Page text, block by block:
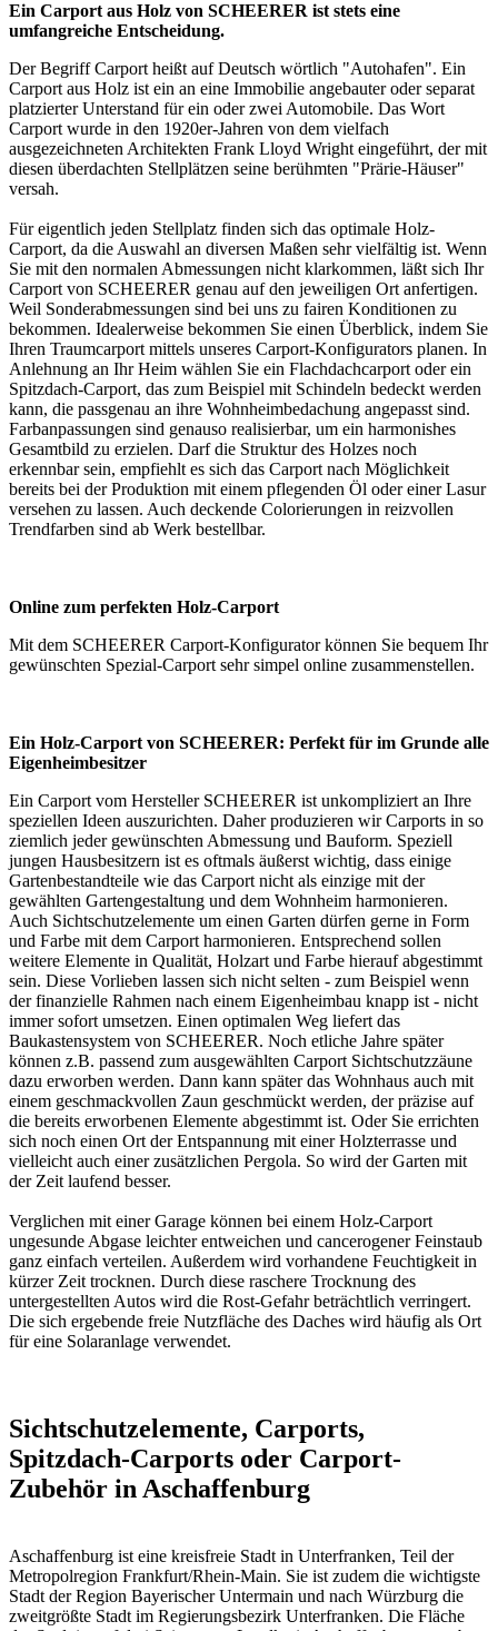
Ein Carport aus Holz von SCHEERER ist stets eine
umfangreiche Entscheidung.
Der BegriffCarport heißt auf Deutsch wörtlich "Autohafen". Ein
Carport aus Holz ist ein an eine Immobilie angebauter oder separat
platzierter Unterstand für ein oder zwei Automobile. Das Wort
Carport wurde in den 1920er-Jahren von dem vielfach
ausgezeichneten Architekten Frank Lloyd Wright eingeführt, der mit
diesen überdachten Stellplätzen seine berühmten "Prärie-Häuser"
versah.
Für eigentlich jeden Stellplatz finden sich das optimale Holz-
Carport, da die Auswahl an diversen Maßen sehr vielfältig ist. Wenn
Sie mit den normalen Abmessungen nicht klarkommen, läßt sich Ihr
Carport von SCHEERER genau auf den jeweiligen Ort anfertigen.
Weil Sonderabmessungen sind bei uns zu fairen Konditionen zu
bekommen. Idealerweise bekommen Sie einen Überblick, indem Sie
Ihren Traumcarport mittels unseres Carport-Konfigurators planen. In
Anlehnung an Ihr Heim wählen Sie ein Flachdachcarport oder ein
Spitzdach-Carport, das zum Beispiel mit Schindeln bedeckt werden
kann, die passgenau an ihre Wohnheimbedachung angepasst sind.
Farbanpassungen sind genauso realisierbar, um ein harmonishes
Gesamtbild zu erzielen. Darf die Struktur des Holzes noch
erkennbar sein, empfiehlt es sich das Carport nach Möglichkeit
bereits bei der Produktion mit einem pflegenden Öl oder einer Lasur
versehen zu lassen. Auch deckende Colorierungen in reizvollen
Trendfarben sind ab Werk bestellbar.
Online zum perfekten Holz-Carport
Mit dem SCHEERER Carport-Konfiguratorkönnen Sie bequem Ihr
gewünschten Spezial-Carport sehr simpel online zusammenstellen.
Ein Holz-Carport von SCHEERER: Perfekt für im Grunde alle
Eigenheimbesitzer
Ein Carport vom Hersteller SCHEERER ist unkompliziert an Ihre
speziellen Ideen auszurichten. Daher produzieren wir Carports in so
ziemlich jeder gewünschten Abmessung und Bauform. Speziell
jungen Hausbesitzern ist es oftmals äußerst wichtig, dass einige
Gartenbestandteile wie das Carport nicht als einzige mit der
gewählten Gartengestaltung und dem Wohnheim harmonieren.
Auch Sichtschutzelemente um einen Garten dürfen gerne in Form
und Farbe mit dem Carport harmonieren. Entsprechend sollen
weitere Elemente in Qualität, Holzart und Farbe hierauf abgestimmt
sein. Diese Vorlieben lassen sich nicht selten - zum Beispiel wenn
der finanzielle Rahmen nach einem Eigenheimbau knapp ist - nicht
immer sofort umsetzen. Einen optimalen Weg liefert das
Baukastensystem von SCHEERER. Noch etliche Jahre später
können z.B. passend zum ausgewählten Carport Sichtschutzzäune
dazu erworben werden. Dann kann später das Wohnhaus auch mit
einem geschmackvollen Zaun geschmückt werden, der präzise auf
die bereits erworbenen Elemente abgestimmt ist. Oder Sie errichten
sich noch einen Ort der Entspannung mit einer Holzterrasse und
vielleicht auch einer zusätzlichen Pergola. So wird der Garten mit
der Zeit laufend besser.
Verglichen mit einer Garage können bei einem Holz-Carport
ungesunde Abgase leichter entweichen und cancerogener Feinstaub
ganz einfach verteilen. Außerdem wird vorhandene Feuchtigkeit in
kürzer Zeit trocknen. Durch diese raschere Trocknung des
untergestellten Autos wird die Rost-Gefahr beträchtlich verringert.
Die sich ergebende freie Nutzfläche des Daches wird häufig als Ort
für eine Solaranlage verwendet.
Sichtschutzelemente, Carports,
Spitzdach-Carports oder Carport-
Zubehör in Aschaffenburg
Aschaffenburg ist eine kreisfreie Stadt in Unterfranken, Teil der
Metropolregion Frankfurt/Rhein-Main. Sie ist zudem die wichtigste
Stadt der Region Bayerischer Untermain und nach Würzburg die
zweitgrößte Stadt im Regierungsbezirk Unterfranken. Die Fläche